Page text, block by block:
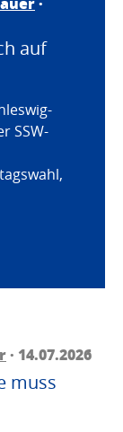
auf
SSW-
· 14.07.2026
muss